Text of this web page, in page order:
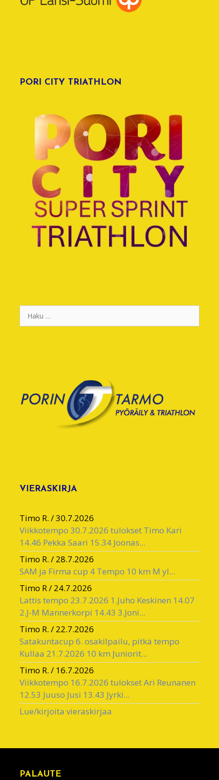
PORI CITY TRIATHLON
Haku:
VIERASKIRJA
Timo R. /30.7.2026
Viikkotempo 30.7.2026 tulokset Timo Kari
14.46 Pekka Saari 15.34 Joonas...
Timo R. / 28.7.2026
SAM ja Firma cup 4 Tempo 10 km M yl...
Timo R/ 24.7.2026
Lattis tempo 23.7.2026 1.Juho Keskinen 14.07
2.J-M Mannerkorpi 14.43 3.Joni...
Timo R. / 22.7.2026
Satakuntacup 6. osakilpailu, pitkä tempo
Kullaa 21.7.2026 10 km Juniorit...
Timo R. / 16.7.2026
Viikkotempo 16.7.2026 tulokset Ari Reunanen
12.53 Juuso Jusi 13.43 Jyrki...
Lue/kirjoita vieraskirjaa
PALAUTE